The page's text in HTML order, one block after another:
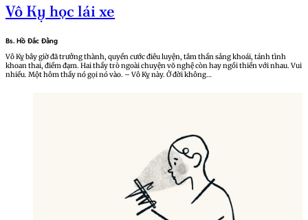
Vô Kỵ học lái xe
Bs. Hồ Đắc Đằng
Vô Kỵ bây giờ đã trưởng thành, quyền cước điêu luyện, tâm thần sảng khoái, tánh tình
khoan thai, điềm đạm. Hai thầy trò ngoài chuyện võ nghệ còn hay ngồi thiền với nhau. Vui
nhiều. Một hôm thầy nó gọi nó vào. – Vô Kỵ này. Ở đời không…